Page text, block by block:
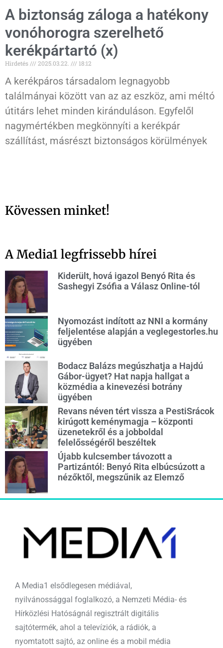
A biztonság záloga a hatékony
vonóhorogra szerelhető
kerékpártartó (x)
Hirdetés 2025.03.22. 18:12
A kerékpáros társadalom legnagyobb
találmányai között van az az eszköz, ami méltó
útitárs lehet minden kiránduláson. Egyfelől
nagymértékben megkönnyíti a kerékpár
szállítást, másrészt biztonságos körülmények
Kövessen minket!
A Media1 legfrissebb hírei
Kiderült, hová igazol Benyó Rita és
Sashegyi Zsófia a Válasz Online-tól
Nyomozást indított az NNI a kormány
feljelentése alapján a veglegestorles.hu
ügyében
Bodacz Balázs megúszhatja a Hajdú
Gábor-ügyet? Hat napja hallgat a
közmédia a kinevezési botrány
ügyében
Revans néven tért vissza a PestiSrácok
kirúgott keménymagja – központi
üzenetekről és a jobboldal
felelősségéről beszéltek
Újabb kulcsember távozott a
Partizántól: Benyó Rita elbúcsúzott a
nézőktől, megszűnik az Elemző
A Media1 elsődlegesen médiával,
nyilvánossággal foglalkozó, a Nemzeti Média- és
Hírközlési Hatóságnál regisztrált digitális
sajtótermék, ahol a televíziók, a rádiók, a
nyomtatott sajtó, az online és a mobil média